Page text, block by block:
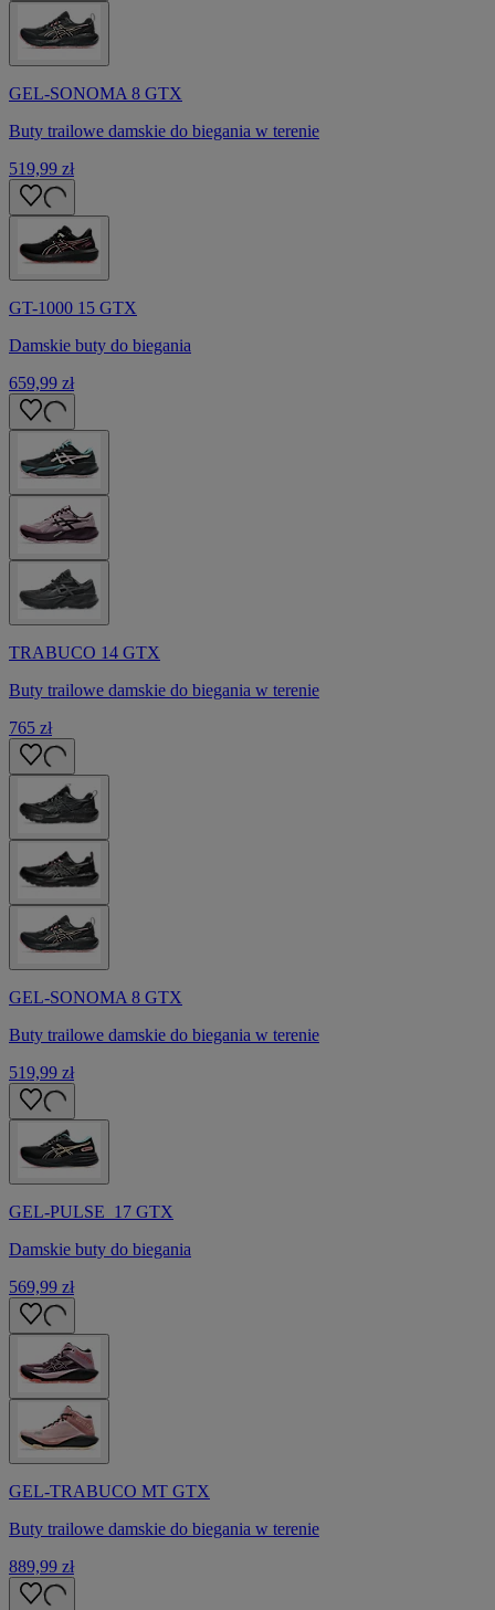
GEL-SONOMA 8 GTX
Buty trailowe damskie do biegania w terenie
519,99 zł
GT-1000 15 GTX
Damskie buty do biegania
659,99 zł
TRABUCO 14 GTX
Buty trailowe damskie do biegania w terenie
765 zł
GEL-SONOMA 8 GTX
Buty trailowe damskie do biegania w terenie
519,99 zł
GEL-PULSE 17 GTX
Damskie buty do biegania
569,99 zł
GEL-TRABUCO MT GTX
Buty trailowe damskie do biegania w terenie
889,99 zł